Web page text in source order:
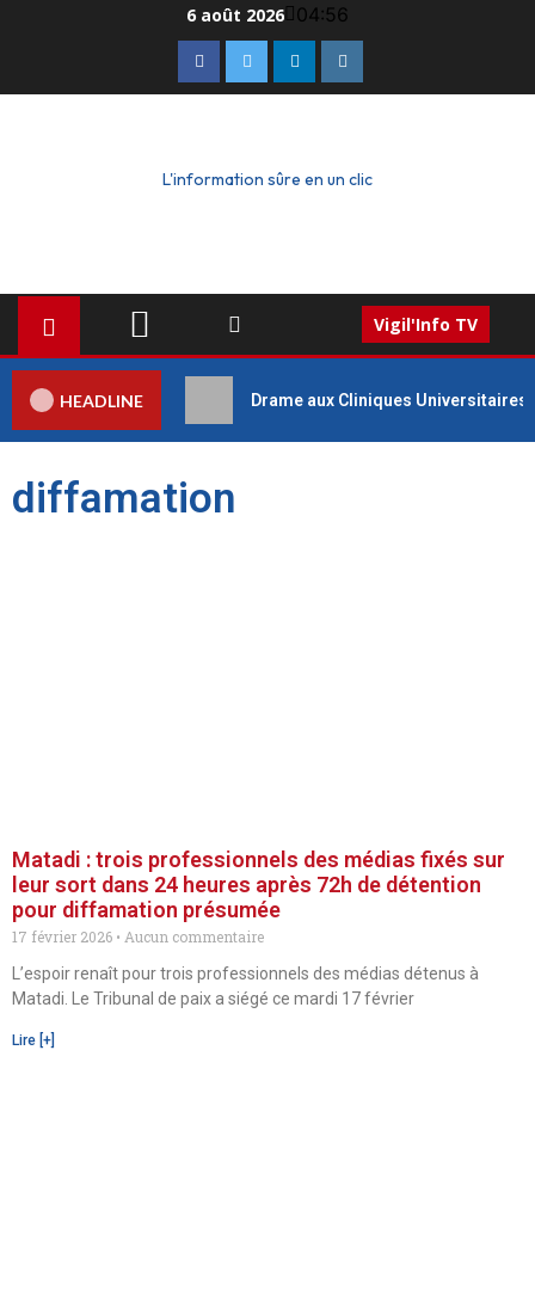
6 août 2026 04:56
L'information sûre en un clic
Vigil'Info TV
HEADLINE Drame aux Cliniques
diffamation
Matadi : trois professionnels des médias fixés sur
leur sort dans 24 heures après 72h de détention
pour diffamation présumée
17 février 2026
Aucun commentaire
L’espoir renaît pour trois professionnels des médias détenus à
Matadi. Le Tribunal de paix a siégé ce mardi 17 février
Lire [+]